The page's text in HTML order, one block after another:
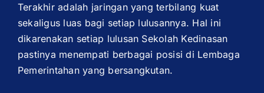
Terakhir adalah jaringan yang terbilang kuat
sekaligus luas bagi setiap lulusannya. Hal ini
dikarenakan setiap lulusan Sekolah Kedinasan
pastinya menempati berbagai posisi di Lembaga
Pemerintahan yang bersangkutan.